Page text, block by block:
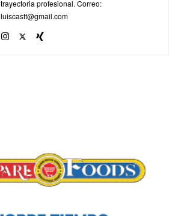
trayectoria profesional. Correo:
luiscastt@gmail.com